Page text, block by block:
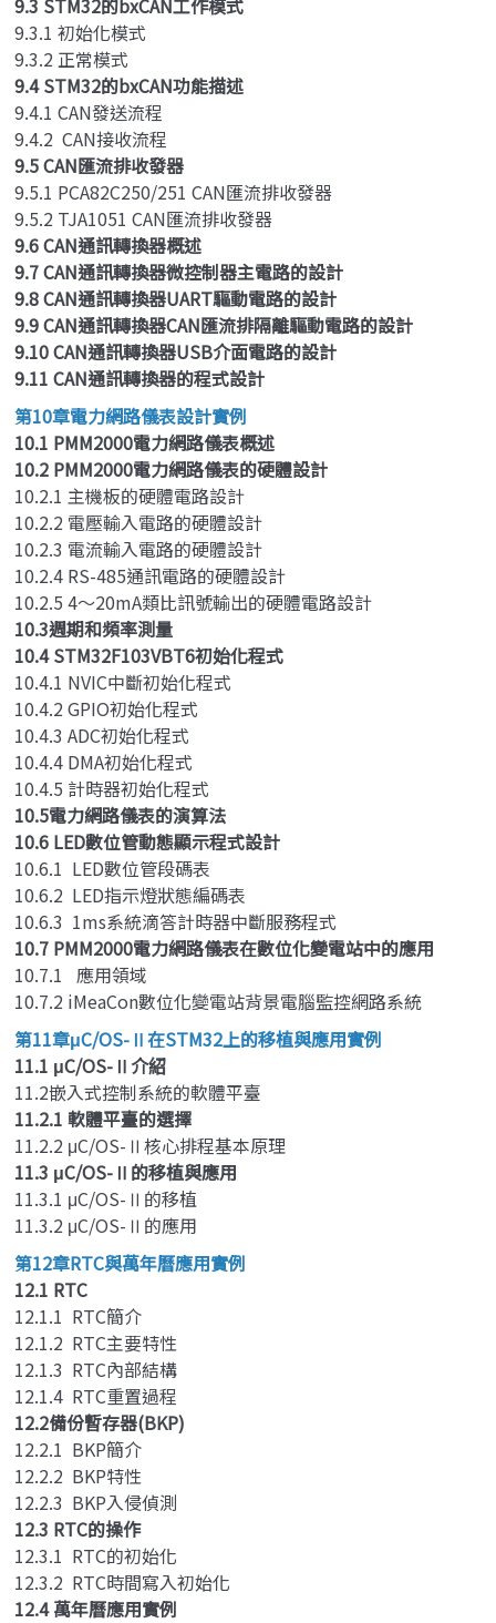
9.3.1 初始化模式
9.3.2 正常模式
9.4 STM32的bxCAN功能描述
9.4.1 CAN發送流程
9.4.2 CAN接收流程
9.5 CAN匯流排收發器
9.5.1 PCA82C250/251 CAN匯流排收發器
9.5.2 TJA1051 CAN匯流排收發器
9.6 CAN通訊轉換器概述
9.7 CAN通訊轉換器微控制器主電路的設計
9.8 CAN通訊轉換器UART驅動電路的設計
9.9 CAN通訊轉換器CAN匯流排隔離驅動電路的設計
9.10 CAN通訊轉換器USB介面電路的設計
9.11 CAN通訊轉換器的程式設計
第10章電力網路儀表設計實例
10.1 PMM2000電力網路儀表概述
10.2 PMM2000電力網路儀表的硬體設計
10.2.1 主機板的硬體電路設計
10.2.2 電壓輸入電路的硬體設計
10.2.3 電流輸入電路的硬體設計
10.2.4 RS-485通訊電路的硬體設計
10.2.5 4～20mA類比訊號輸出的硬體電路設計
10.3週期和頻率測量
10.4 STM32F103VBT6初始化程式
10.4.1 NVIC中斷初始化程式
10.4.2 GPIO初始化程式
10.4.3 ADC初始化程式
10.4.4 DMA初始化程式
10.4.5 計時器初始化程式
10.5電力網路儀表的演算法
10.6 LED數位管動態顯示程式設計
10.6.1 LED數位管段碼表
10.6.2 LED指示燈狀態編碼表
10.6.3 1ms系統滴答計時器中斷服務程式
10.7 PMM2000電力網路儀表在數位化變電站中的應用
10.7.1 應用領域
10.7.2 iMeaCon數位化變電站背景電腦監控網路系統
第11章μC/OS-Ⅱ在STM32上的移植與應用實例
11.1 μC/OS-Ⅱ介紹
11.2嵌入式控制系統的軟體平臺
11.2.1 軟體平臺的選擇
11.2.2 μC/OS-Ⅱ核心排程基本原理
11.3 μC/OS-Ⅱ的移植與應用
11.3.1 μC/OS-Ⅱ的移植
11.3.2 μC/OS-Ⅱ的應用
第12章RTC與萬年曆應用實例
12.1 RTC
12.1.1 RTC簡介
12.1.2 RTC主要特性
12.1.3 RTC內部結構
12.1.4 RTC重置過程
12.2備份暫存器(BKP)
12.2.1 BKP簡介
12.2.2 BKP特性
12.2.3 BKP入侵偵測
12.3 RTC的操作
12.3.1 RTC的初始化
12.3.2 RTC時間寫入初始化
12.4 萬年曆應用實例